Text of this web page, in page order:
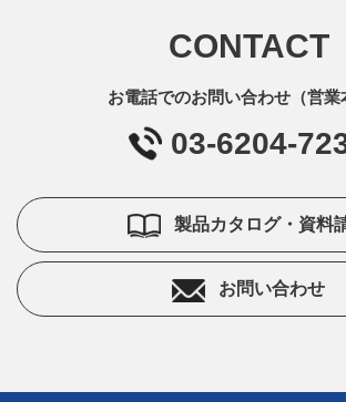
CONTACT
お電話でのお問い合わせ（営業
03-6204-
製品カタログ・資料
お問い合わせ